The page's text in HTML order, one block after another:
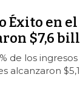
Éxito en
$7,6
de los
alcanzaron